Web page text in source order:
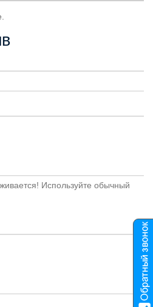
Используйте обычный